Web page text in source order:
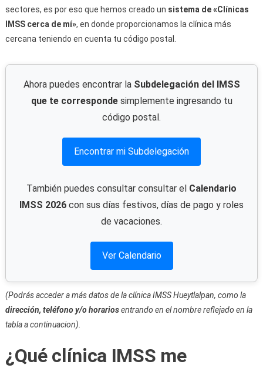
sectores, es por eso que hemos creado un sistema de «Clínicas
IMSS cerca de mí», en donde proporcionamos la clínica más
cercana teniendo en cuenta tu código postal.
Ahora puedes encontrar la Subdelegación del IMSS
que te correspondesimplemente ingresando tu
código postal.
Encontrar mi Subdelegación
También puedes consultar consultar el Calendario
IMSS 2026 con sus días festivos, días de pago y roles
de vacaciones.
Ver Calendario
(Podrás acceder a más datos de la clínica IMSS Hueytlalpan, como la
dirección, teléfono y/o horariosentrando en el nombre reflejado en la
tabla a continuacion).
¿Qué clínica IMSS me